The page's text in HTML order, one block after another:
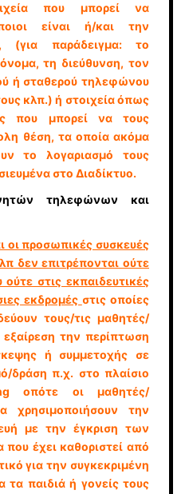
που µπορεί να
είναι ή/και την
(για παράδειγµα: το
τη διεύθυνση, τον
ή σταθερού τηλεφώνου
κλπ.) ή στοιχεία όπως
που µπορεί να τους
θέση, τα οποία ακόµα
το λογαριασµό τους
στο Διαδίκτυο.
τηλεφώνων και
οι προσωπικές συσκευές
δεν επιτρέπονται ούτε
στις εκπαιδευτικές
εκδρομές στις οποίες
τους/τις μαθητές/
την περίπτωση
ή συμμετοχής σε
δράση π.χ. στο πλαίσιο
οπότε οι μαθητές/
χρησιμοποιήσουν την
με την έγκριση των
έχει καθοριστεί από
για την συγκεκριμένη
τα παιδιά ή γονείς τους